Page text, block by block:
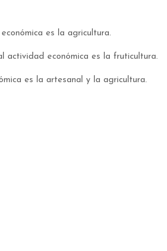
es la agricultura.
actividad económica es la fruticultura.
es la artesanal y la agricultura.